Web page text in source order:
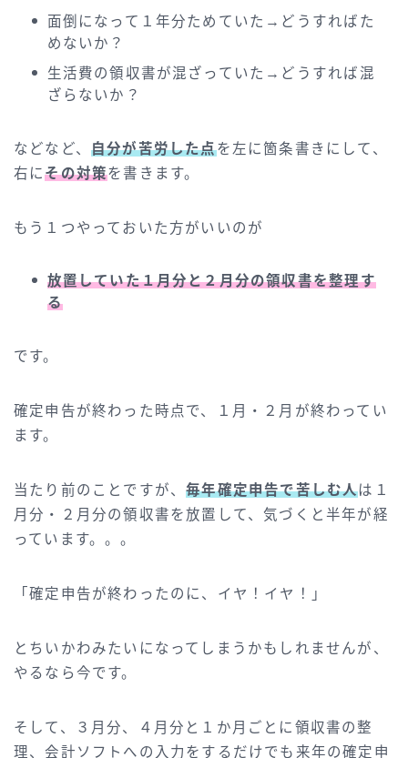
面倒になって１年分ためていた→どうすればた
めないか？
生活費の領収書が混ざっていた→どうすれば混
ざらないか？
などなど、 自分が苦労した点を左に箇条書きにして、
右にその対策を書きます。
もう１つやっておいた方がいいのが
放置していた１月分と２月分の領収書を整理す
る
です。
確定申告が終わった時点で、１月・２月が終わってい
ます。
当たり前のことですが、毎年確定申告で苦しむ人は１
月分・２月分の領収書を放置して、気づくと半年が経
っています。。。
「確定申告が終わったのに、イヤ！イヤ！」
とちいかわみたいになってしまうかもしれませんが、
やるなら今です。
そして、３月分、４月分と１か月ごとに領収書の整
理、会計ソフトへの入力をするだけでも来年の確定申